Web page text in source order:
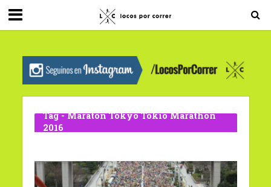
G-0X2PD3RFLV
Tag - Maratón Tokyo Tokio Marathon
2016